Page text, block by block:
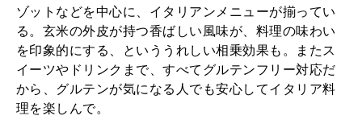
ゾットなどを中心に、イタリアンメニューが揃ってい
る。玄米の外皮が持つ香ばしい風味が、料理の味わい
を印象的にする、といううれしい相乗効果も。またス
イーツやドリンクまで、すべてグルテンフリー対応だ
から、グルテンが気になる人でも安心してイタリア料
理を楽しんで。